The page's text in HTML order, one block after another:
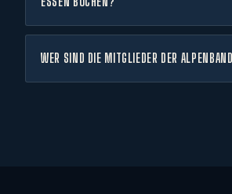
WER SIND DIE MITGLIEDER DER